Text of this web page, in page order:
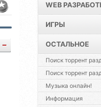
WEB
ИГРЫ
ОСТАЛЬНОЕ
Поиск торрент
Поиск торрент
Музыка онлайн!
Информация